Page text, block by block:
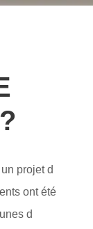
projet d
ont été
d